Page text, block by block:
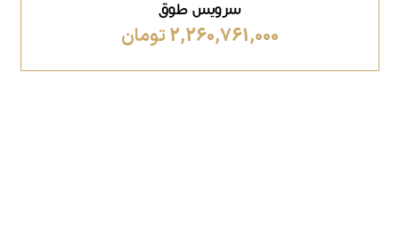
سرویس طوق
2,260,761,000 تومان